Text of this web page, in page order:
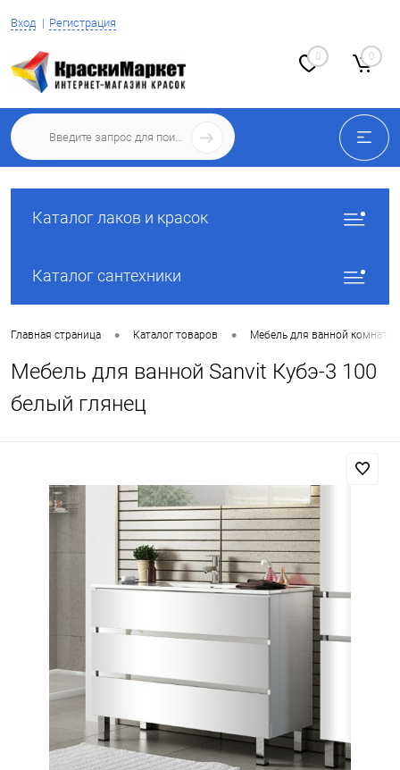
Вход Регистрация
0 0
Каталог лаков и красок
Каталог сантехники
Главная страница • Каталог товаров • Мебель для ванной комнаты
Мебель для ванной Sanvit Кубэ-3 100
белый глянец